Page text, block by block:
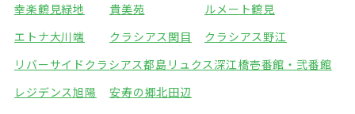
幸楽鶴見緑地
貴美苑
ルメート鶴見
エトナ大川端
クラシアス関目
クラシアス野江
リバーサイドクラシアス都島 リュクス深江橋壱番館・弐番館
レジデンス旭陽
安寿の郷北田辺